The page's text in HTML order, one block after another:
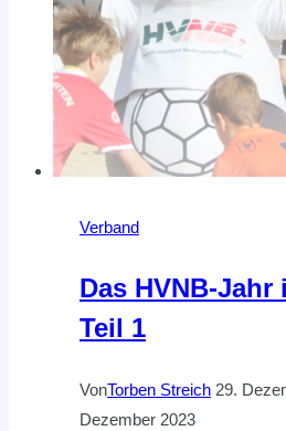
Verband
Das HVNB-
Teil 1
VonTorben Streich 29.
Dezember 2023